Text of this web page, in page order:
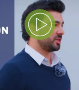
Lire la vidéo